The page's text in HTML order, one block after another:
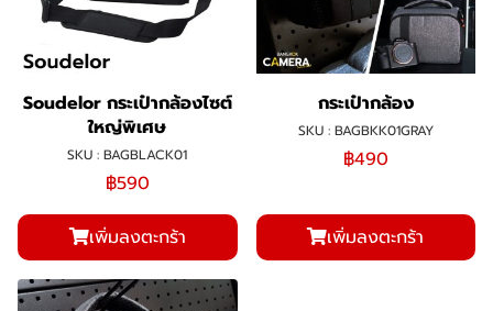
Soudelor กระเป๋ากล้องไซต์
ใหญ่พิเศษ
SKU : BAGBLACK01
฿590
เพิ่มลงตะกร้า
กระเป๋ากล้อง
SKU : BAGBKK01GRAY
฿490
เพิ่มลงตะกร้า